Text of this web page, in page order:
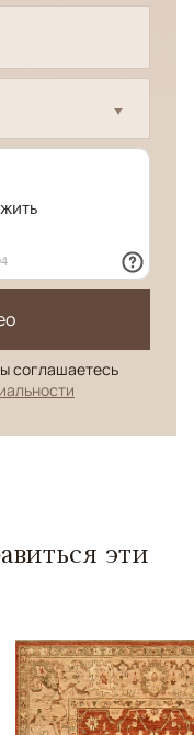
соглашаетесь
эти